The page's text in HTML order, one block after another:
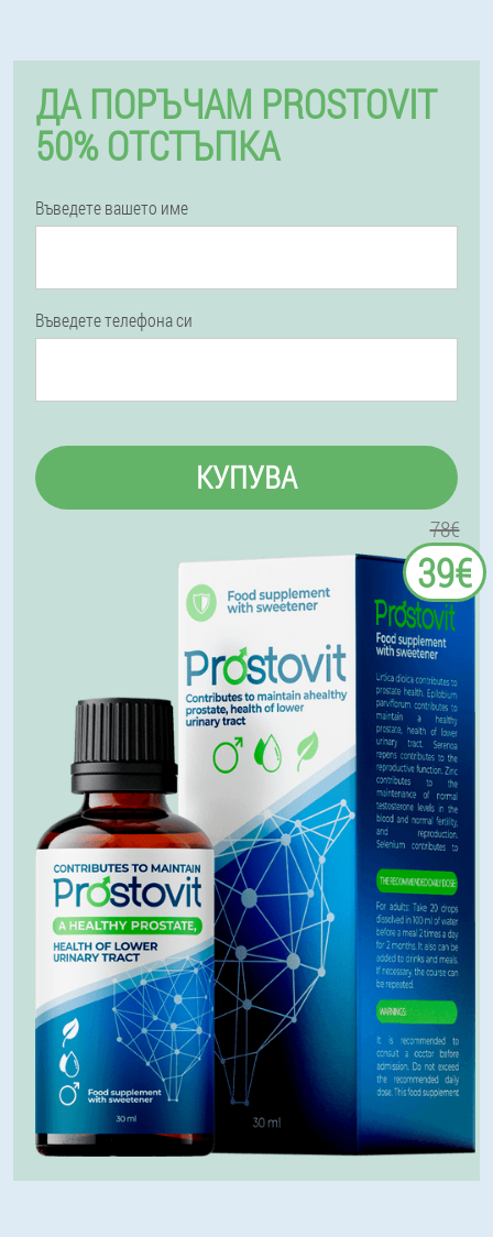
ДА ПОРЪЧАМ PROSTOVIT
50% ОТСТЪПКА
Въведете вашето име
Въведете телефона си
КУПУВА
78€
39€